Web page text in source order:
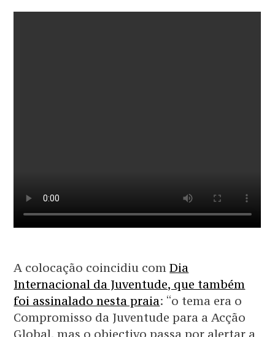
A colocação coincidiu comDia
Internacional da Juventude, que também
foi assinalado nesta praia: “o tema era o
Compromisso da Juventude para a Acção
Global, mas o objectivo passa por alertar a